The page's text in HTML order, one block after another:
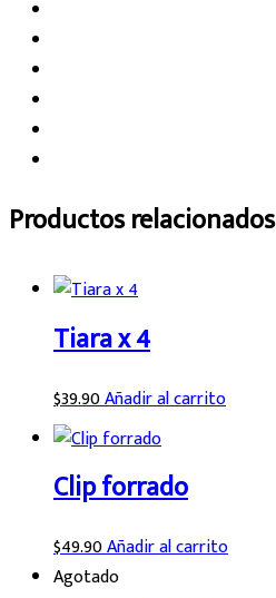
Productos relacionados
Tiara x 4
$39.90Añadir al carrito
Clip forrado
$49.90Añadir al carrito
Agotado